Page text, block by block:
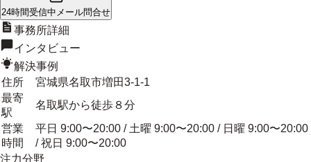
24時間受信中 メール問合せ
事務所詳細
インタビュー
解決事例
住所
宮城県名取市増田3-1-1
最寄
駅
名取駅から徒歩８分
営業
時間
平日 9:00〜20:00 / 土曜 9:00〜20:00 / 日曜 9:00〜20:00
/ 祝日 9:00〜20:00
注力分野